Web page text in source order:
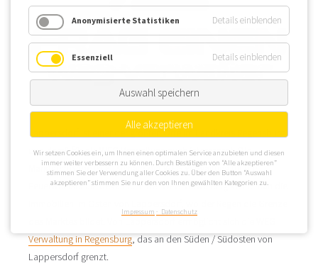
Lappersdorf ist einer der größten Orte im Landkreis Regensburg
und damit für die WEG Verwaltung auch interessant. Die
Marktgemeinde ist außerhalb der WEG Verwaltung für die
Feuerwehrschule bekannt. In der WEG Verwaltung kennt man die
Verwaltung in Regensburg, das an den Süden / Südosten von
Lappersdorf grenzt.
Anonymisierte Statistiken Details einblenden
Essenziell Details einblenden
Auswahl speichern
Alle akzeptieren
Wir setzen Cookies ein, um Ihnen einen optimalen Service anzubieten und diesen
immer weiter verbessern zu können. Durch Bestätigen von “Alle akzeptieren”
stimmen Sie der Verwendung aller Cookies zu. Über den Button “Auswahl
akzeptieren” stimmen Sie nur den von Ihnen gewählten Kategorien zu.
Impressum Datenschutz